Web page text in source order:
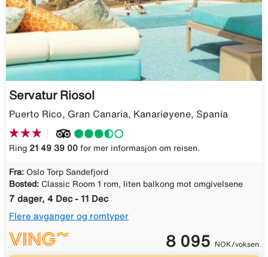
Servatur Riosol
Puerto Rico, Gran Canaria, Kanariøyene, Spania
Ring 21 49 39 00 for mer informasjon om reisen.
Fra: Oslo Torp Sandefjord
Bosted: Classic Room 1 rom, liten balkong mot omgivelsene
7 dager, 4 Dec - 11 Dec
Flere avganger og romtyper
8 095 NOK/voksen